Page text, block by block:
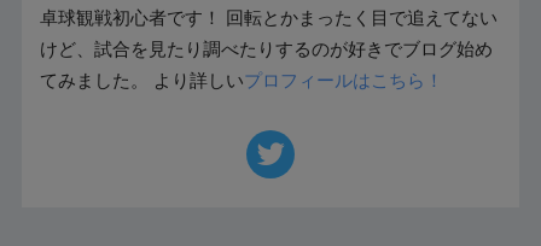
卓球観戦初心者です！ 回転とかまったく目で追えてない
けど、試合を見たり調べたりするのが好きでブログ始め
てみました。 より詳しいプロフィールはこちら！